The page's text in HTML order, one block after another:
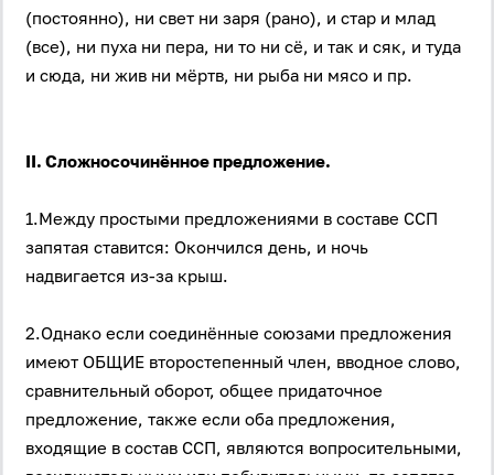
(постоянно), ни свет ни заря (рано), и стар и млад
(все), ни пуха ни пера, ни то ни сё, и так и сяк, и туда
и сюда, ни жив ни мёртв, ни рыба ни мясо и пр.
II. Сложносочинённое предложение.
1.Между простыми предложениями в составе ССП
запятая ставится: Окончился день, и ночь
надвигается из-за крыш.
2.Однако если соединённые союзами предложения
имеют ОБЩИЕ второстепенный член, вводное слово,
сравнительный оборот, общее придаточное
предложение, также если оба предложения,
входящие в состав ССП, являются вопросительными,